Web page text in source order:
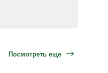
Посмотреть еще